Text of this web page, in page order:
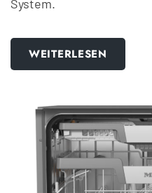
System.
WEITERLESEN